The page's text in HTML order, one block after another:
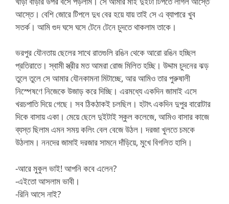
আস্তে। বেশি জোরে টিপলে দুধ বের হয়ে যায় তাই সে এ ব্যাপারে খুব
সতর্ক। আমি গুদ ঘসে ঘসে টেনে টেনে চুদতে থাকলাম তাকে।
ভরপুর যৌনতায় ছেলের সাথে রাতগুলি রঙিন থেকে আরো রঙিন হচ্ছিল
প্রতিরাতে। স্বামী স্ত্রীর মত আমরা রোজ মিলিত হচ্ছি। উদ্দাম চুদনের ঝড়
তুলে তুলে সে আমার যৌনকামনা মিটাচ্ছে, আর আমিও তার পুরুষালী
নিস্পেষণে নিজেকে উজাড় করে দিচ্ছি। এরমধ্যে একদিন জামাই এসে
খরচপাতি দিয়ে গেছে। সব ঠিকঠাকই চলছিল। হটাৎ একদিন দুপুর বারোটার
দিকে বাসায় একা। মেয়ে ছেলে দুইটাই স্কুল কলেজে, আমিও বাসার কাজে
ব্যস্ত ছিলাম এমন সময় কলিং বেল বেজে উঠল। দরজা খুলতে চমকে
উঠলাম। ননদের জামাই দরজার সামনে দাঁড়িয়ে, মুখে বিগলিত হাসি।
-আরে মুকুল ভাই! আপনি কবে এলেন?
-এইতো আসলাম ভাবী।
-রিনি আসে নাই?